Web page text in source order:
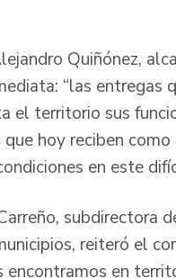
Quiñónez,
“las
el territorio sus
hoy reciben
en este
subdirectora
reiteró el
encontramos en